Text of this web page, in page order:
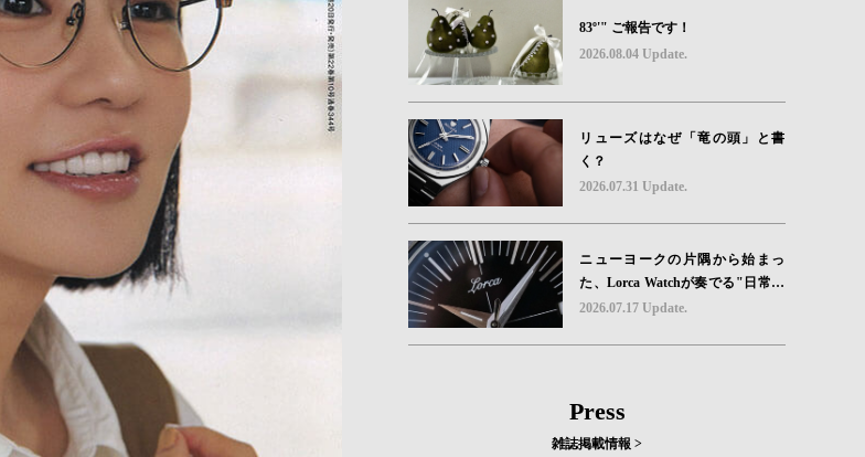
83º'" ご報告です！
2026.08.04 Update.
リューズはなぜ「竜の頭」と書
く？
2026.07.31 Update.
ニューヨークの片隅から始まっ
た、Lorca Watchが奏でる"日常の
ロマン"｜Brand Picks #08
2026.07.17 Update.
Press
雑誌掲載情報 >